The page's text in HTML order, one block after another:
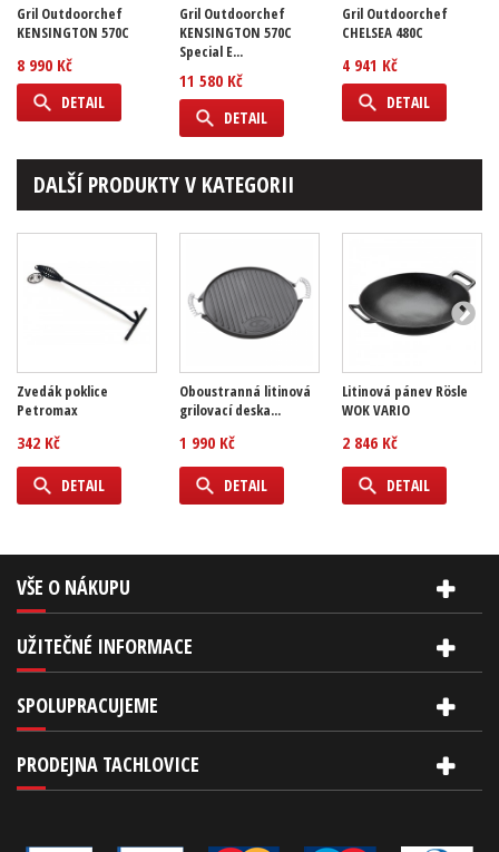
Gril Outdoorchef
KENSINGTON 570C
8 990 Kč
DETAIL
Gril Outdoorchef
KENSINGTON 570C
Special E...
11 580 Kč
DETAIL
Gril Outdoorchef
CHELSEA 480C
4 941 Kč
DETAIL
DALŠÍ PRODUKTY V KATEGORII
Zvedák poklice
Petromax
342 Kč
DETAIL
Oboustranná litinová
grilovací deska...
1 990 Kč
DETAIL
Litinová pánev Rösle
WOK VARIO
2 846 Kč
DETAIL
VŠE O NÁKUPU
UŽITEČNÉ INFORMACE
SPOLUPRACUJEME
PRODEJNA TACHLOVICE